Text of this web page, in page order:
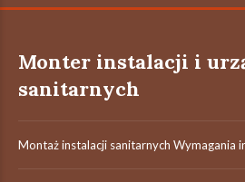
Monter instalacji i
sanitarnych
Montaż instalacji sanitarnych Wymagania